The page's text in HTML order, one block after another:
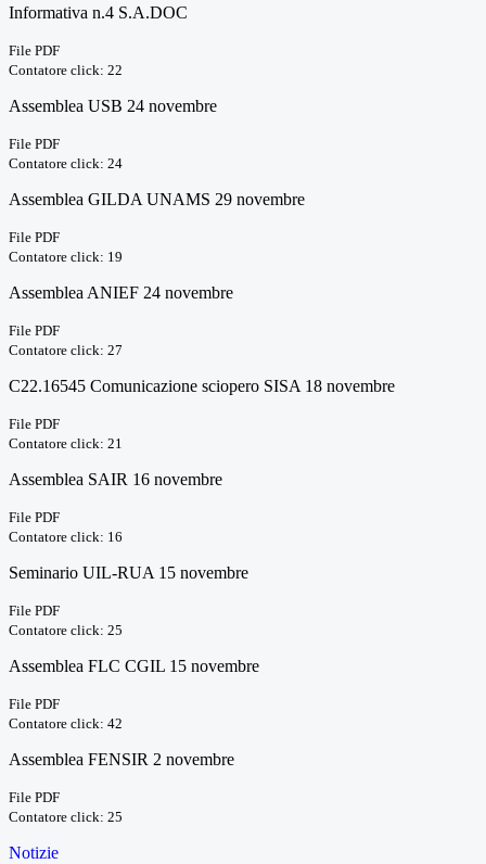
Informativa n.4 S.A.DOC
File PDF
Contatore click: 22
Assemblea USB 24 novembre
File PDF
Contatore click: 24
Assemblea GILDA UNAMS 29 novembre
File PDF
Contatore click: 19
Assemblea ANIEF 24 novembre
File PDF
Contatore click: 27
C22.16545 Comunicazione sciopero SISA 18 novembre
File PDF
Contatore click: 21
Assemblea SAIR 16 novembre
File PDF
Contatore click: 16
Seminario UIL-RUA 15 novembre
File PDF
Contatore click: 25
Assemblea FLC CGIL 15 novembre
File PDF
Contatore click: 42
Assemblea FENSIR 2 novembre
File PDF
Contatore click: 25
Notizie